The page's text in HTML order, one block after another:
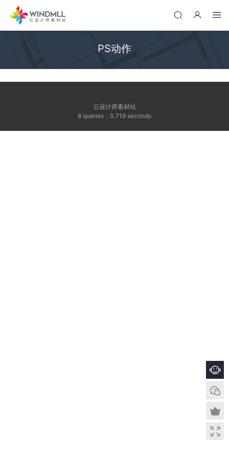
PS动作
云设计师素材站
8 queries ， 0.719 seconds